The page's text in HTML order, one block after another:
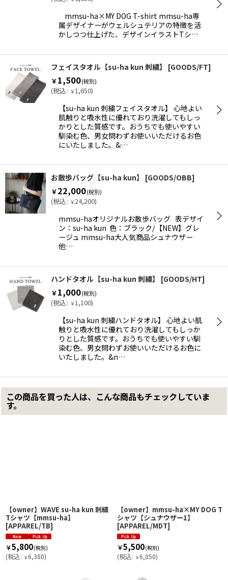
mmsu-ha×MY DOG T-shirt mmsu-ha専
属デザイナーがウェルシュテリアの特徴を活
かしつつ仕上げた、デザインイラストTシ…
フェイスタオル【su-ha kun 刺繍】 [GOODS/FT]
￥1,500(税別)
(税込: ￥1,650)
【su-ha kun 刺繍フェイスタオル】 心地よい
肌触りと吸水性に優れており洗濯してもしっ
かりとした質感です。おうちでも使いやすい
馴染む色、男女問わずお使いいただけるお色
にいたしました。&…
お散歩バッグ【su-ha kun】 [GOODS/OBB]
￥22,000(税別)
(税込: ￥24,200)
mmsu-haオリジナルお散歩バッグ 表デザイ
ン：su-ha kun 色：ブラック/【NEW】グレ
ージュ mmsu-ha大人気商品シュナウザー
他…
ハンドタオル【su-ha kun 刺繍】 [GOODS/HT]
￥1,000(税別)
(税込: ￥1,100)
【su-ha kun 刺繍ハンドタオル】 心地よい肌
触りと吸水性に優れており洗濯してもしっか
りとした質感です。おうちでも使いやすい馴
染む色、男女問わずお使いいただけるお色に
いたしました。&n…
この商品を買った人は、こんな商品もチェックしていま
す。
【owner】WAVE su-ha kun 刺繍
Tシャツ【mmsu-ha】
[APPAREL/TB]
￥5,800(税別)
(税込: ￥6,380)
【owner】mmsu-ha×MY DOG T
シャツ【シュナウザー1】
[APPAREL/MDT]
￥5,500(税別)
(税込: ￥6,050)